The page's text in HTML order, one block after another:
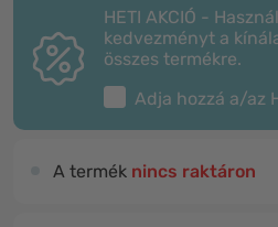
HETI AKCIÓ -
kedvezményt a
összes termékre.
Adja hozzá a/az
A termék nincs raktáron